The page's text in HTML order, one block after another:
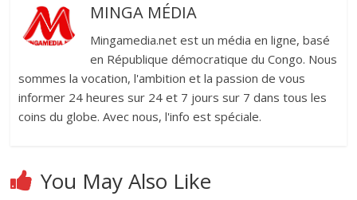
MINGA MÉDIA
Mingamedia.net est un média en ligne, basé
en République démocratique du Congo. Nous
sommes la vocation, l'ambition et la passion de vous
informer 24 heures sur 24 et 7 jours sur 7 dans tous les
coins du globe. Avec nous, l'info est spéciale.
You May Also Like